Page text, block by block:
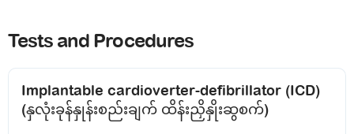
Tests and Procedures
Implantable cardioverter-defibrillator (ICD)
(နှလုံးခုန်နှုန်းစည်းချက် ထိန်းညှိနှိုးဆွစက်)